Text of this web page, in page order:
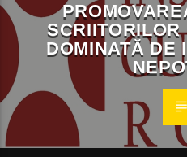
SCRIITORILOR
DOMINATĂ DE